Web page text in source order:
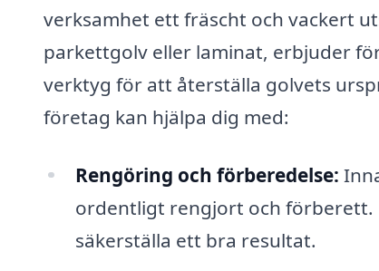
verksamhet ett fräscht och vackert
parkettgolv eller laminat, erbjuder
verktyg för att återställa golvets
företag kan hjälpa dig med:
Rengöring och förberedelse:
ordentligt rengjort och
säkerställa ett bra resultat.